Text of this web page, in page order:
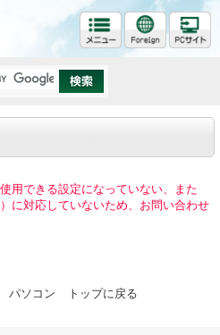
用できる設定になっていない、また
に対応していないため、お問い合わせ
パソコン トップに戻る